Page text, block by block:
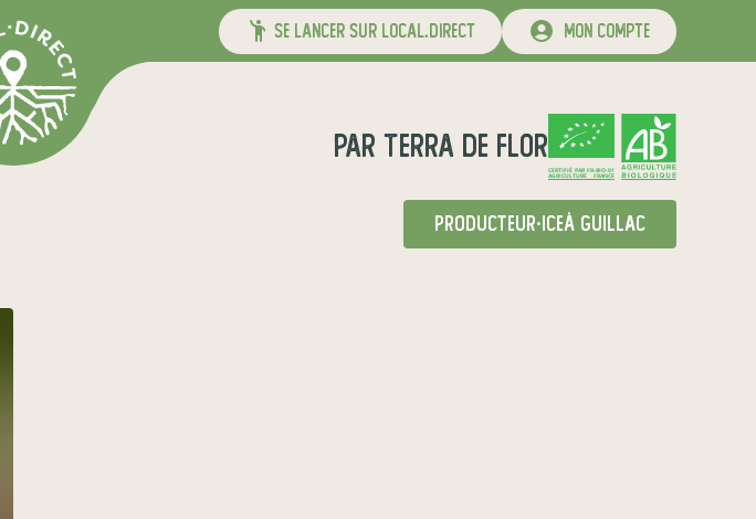
se lancer sur local.direct mon compte
par Terra de flor
CERTIFIÉ PAR FR-BIO-01
AGRICULTURE FRANCE
producteur·iceà Guillac